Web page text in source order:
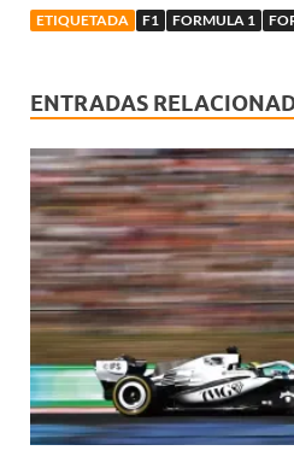
ETIQUETADA F1 FORMULA 1
ENTRADAS